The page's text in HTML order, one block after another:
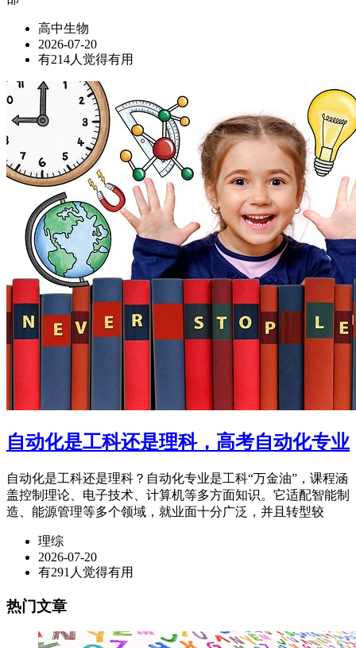
高中生物
2026-07-20
有214人觉得有用
自动化是工科还是理科，高考自动化专业
自动化是工科还是理科？自动化专业是工科“万金油”，课程涵
盖控制理论、电子技术、计算机等多方面知识。它适配智能制
造、能源管理等多个领域，就业面十分广泛，并且转型较
理综
2026-07-20
有291人觉得有用
热门文章